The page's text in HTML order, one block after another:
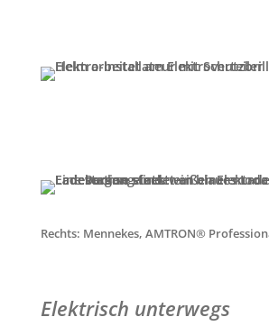
Rechts: Mennekes, AMTRON®
Elektrisch unterwegs